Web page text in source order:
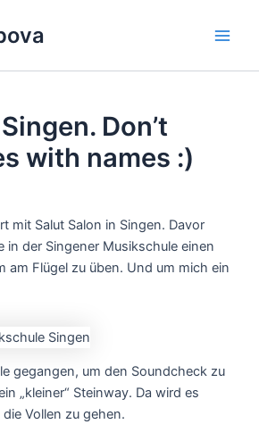
Don’t
with names :)
mit Salut Salon in Singen. Davor
in der Singener Musikschule einen
am Flügel zu üben. Und um mich ein
gegangen, um den Soundcheck zu
„kleiner“ Steinway. Da wird es
Vollen zu gehen.